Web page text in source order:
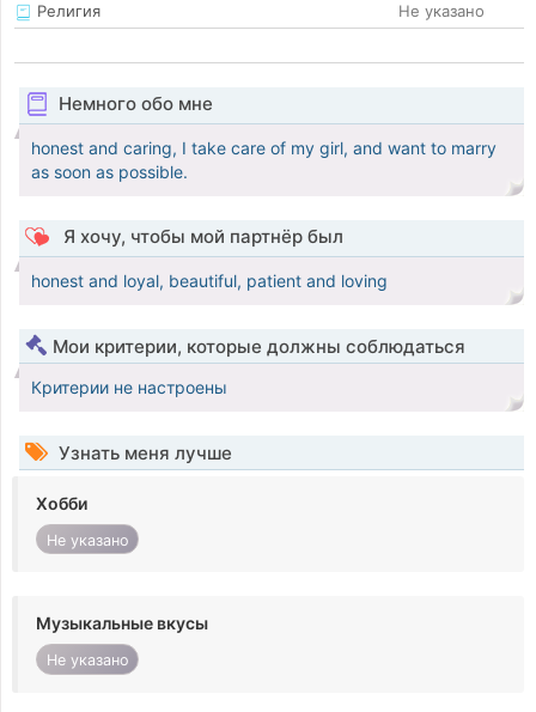
Религия
Не указано
Немного обо мне
honest and caring, I take care of my girl, and want to marry
as soon as possible.
Я хочу, чтобы мой партнёр был
honest and loyal, beautiful, patient and loving
Мои критерии, которые должны соблюдаться
Критерии не настроены
Узнать меня лучше
Хобби
Не указано
Музыкальные вкусы
Не указано